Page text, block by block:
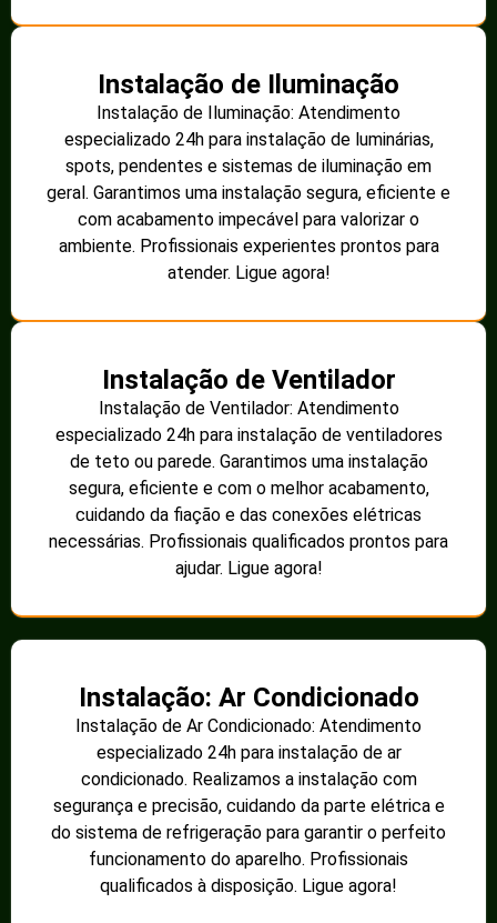
Instalação de Iluminação
Instalação de Iluminação: Atendimento
especializado 24h para instalação de luminárias,
spots, pendentes e sistemas de iluminação em
geral. Garantimos uma instalação segura, eficiente e
com acabamento impecável para valorizar o
ambiente. Profissionais experientes prontos para
atender. Ligue agora!
Instalação de Ventilador
Instalação de Ventilador: Atendimento
especializado 24h para instalação de ventiladores
de teto ou parede. Garantimos uma instalação
segura, eficiente e com o melhor acabamento,
cuidando da fiação e das conexões elétricas
necessárias. Profissionais qualificados prontos para
ajudar. Ligue agora!
Instalação: Ar Condicionado
Instalação de Ar Condicionado: Atendimento
especializado 24h para instalação de ar
condicionado. Realizamos a instalação com
segurança e precisão, cuidando da parte elétrica e
do sistema de refrigeração para garantir o perfeito
funcionamento do aparelho. Profissionais
qualificados à disposição. Ligue agora!